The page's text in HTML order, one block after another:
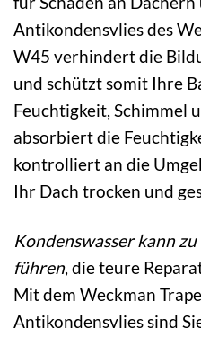
Antikondensvlies des
W45 verhindert die
und schützt somit Ihre
Feuchtigkeit, Schimmel
absorbiert die
kontrolliert an die
Ihr Dach trocken und
Kondenswasser kann
führen, die teure
Mit dem Weckman
Antikondensvlies sind